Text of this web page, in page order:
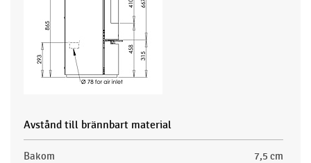
Avstånd till brännbart material
Bakom 7,5 cm